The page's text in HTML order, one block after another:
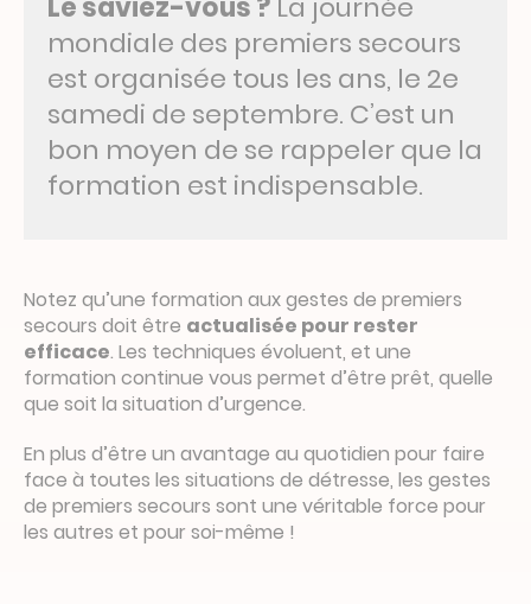
Le saviez-vous ? La journée
mondiale des premiers secours
est organisée tous les ans, le 2e
samedi de septembre. C’est un
bon moyen de se rappeler que la
formation est indispensable.
Notez qu’une formation aux gestes de premiers
secours doit être actualisée pour rester
efficace. Les techniques évoluent, et une
formation continue vous permet d’être prêt, quelle
que soit la situation d’urgence.
En plus d’être un avantage au quotidien pour faire
face à toutes les situations de détresse, les gestes
de premiers secours sont une véritable force pour
les autres et pour soi-même !